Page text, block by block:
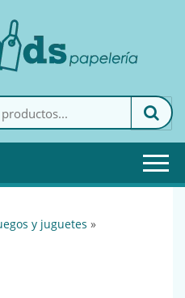
My Goods es tu papelería
online de confianza. Podrás
encontrar todo lo necesario
y juguetes »